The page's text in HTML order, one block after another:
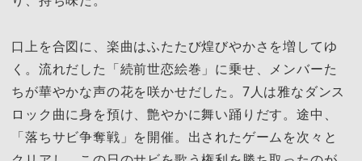
口上を合図に、楽曲はふたたび煌びやかさを増してゆ
く。流れだした「続前世恋絵巻」に乗せ、メンバーた
ちが華やかな声の花を咲かせだした。7人は雅なダンス
ロック曲に身を預け、艶やかに舞い踊りだす。途中、
「落ちサビ争奪戦」を開催。出されたゲームを次々と